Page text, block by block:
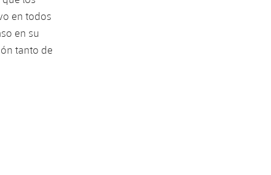
en todos
en su
tanto de